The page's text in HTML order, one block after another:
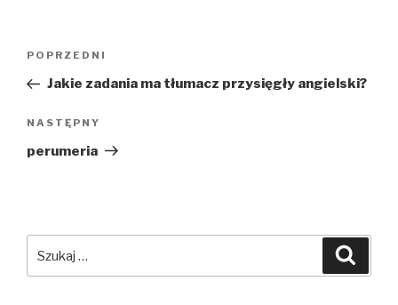
Nawigacja
Poprzedni
wpis
POPRZEDNI
Jakie zadania ma tłumacz przysięgły angielski?
Następny
wpis
NASTĘPNY
perumeria